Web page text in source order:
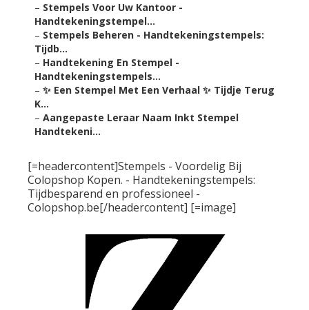
– Stempels Voor Uw Kantoor -
Handtekeningstempel...
– Stempels Beheren - Handtekeningstempels:
Tijdb...
– Handtekening En Stempel -
Handtekeningstempels...
– ✨ Een Stempel Met Een Verhaal ✨ Tijdje Terug
K...
– Aangepaste Leraar Naam Inkt Stempel
Handtekeni...
[=headercontent]Stempels - Voordelig Bij
Colopshop Kopen. - Handtekeningstempels:
Tijdbesparend en professioneel -
Colopshop.be[/headercontent] [=image]